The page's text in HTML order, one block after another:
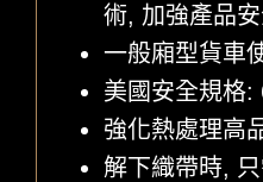
術, 加強產品
一般廂型貨車
美國安全規格:
強化熱處理高
解下織帶時,